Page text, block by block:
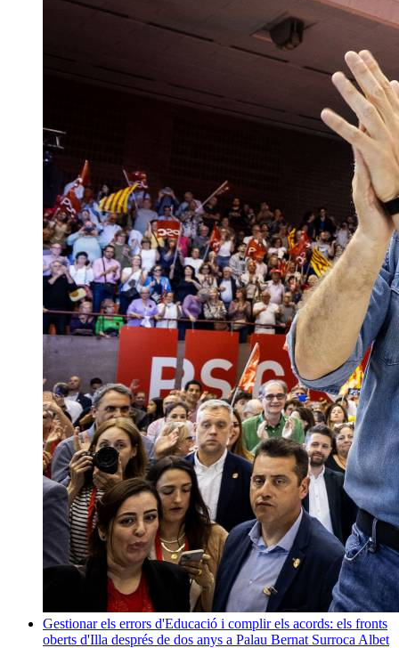
Gestionar els errors d'Educació i complir els acords: els fronts
oberts d'Illa després de dos anys a Palau Bernat Surroca Albet